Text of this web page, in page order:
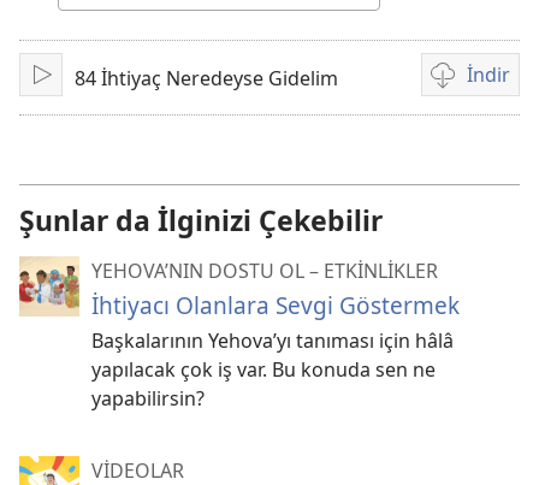
Seçin
Oynat84 İhtiyaç Neredeyse Gidelim İndir
Video
kayıtlarını
Şunlar da İlginizi Çekebilir
YEHOVA’NIN DOSTU OL – ETKİNLİKLER
İhtiyacı Olanlara Sevgi Göstermek
Başkalarının Yehova’yı tanıması için hâlâ
yapılacak çok iş var. Bu konuda sen ne
yapabilirsin?
VİDEOLAR